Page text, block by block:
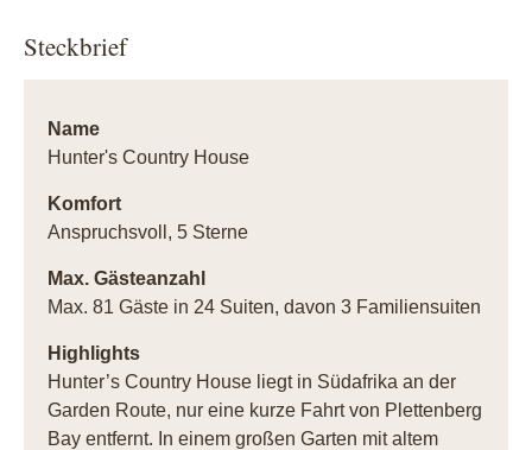
Steckbrief
Name
Hunter's Country House
Komfort
Anspruchsvoll, 5 Sterne
Max. Gästeanzahl
Max. 81 Gäste in 24 Suiten, davon 3 Familiensuiten
Highlights
Hunter’s Country House liegt in Südafrika an der
Garden Route, nur eine kurze Fahrt von Plettenberg
Bay entfernt. In einem großen Garten mit altem